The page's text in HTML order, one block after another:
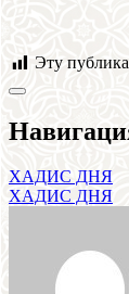
Эту
ХАДИС ДНЯ
ХАДИС ДНЯ